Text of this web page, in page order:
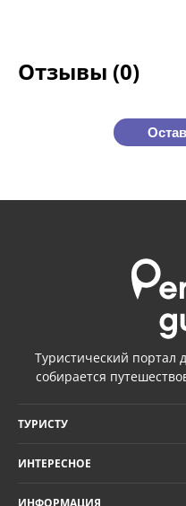
Отзывы (0)
Туристический портал
собирается
ТУРИСТУ
ИНТЕРЕСНОЕ